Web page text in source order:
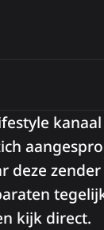
deze
kijk direct.